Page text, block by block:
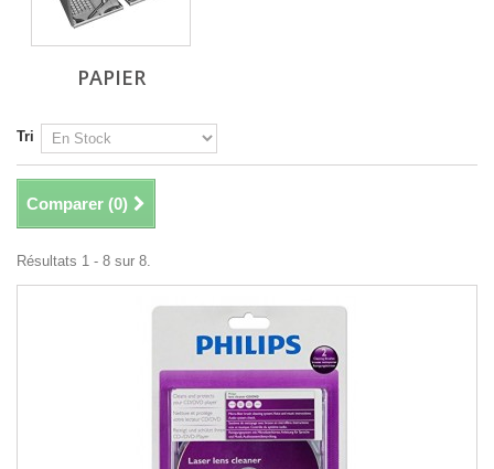
PAPIER
Tri
Comparer (0)
Résultats 1 - 8 sur 8.